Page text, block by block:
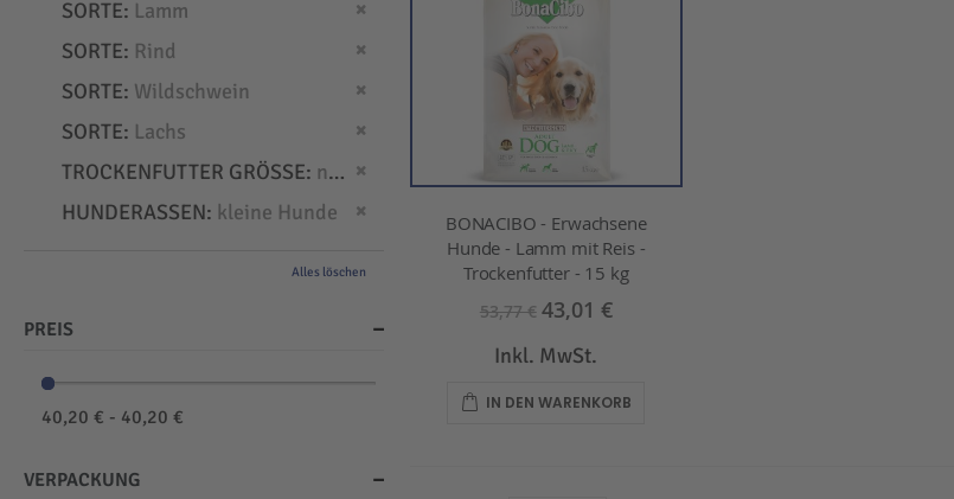
BONACIBO - Erwachsene
Hunde - Lamm mit Reis -
Trockenfutter - 15 kg
53,77 € 43,01 €
Inkl. MwSt.
IN DEN WARENKORB
SORTE Lamm
SORTE Rind
SORTE Wildschwein
SORTE Lachs
TROCKENFUTTER GRÖSSE
normal
HUNDERASSEN kleine Hunde
Alles löschen
PREIS
40,20 € - 40,20 €
VERPACKUNG